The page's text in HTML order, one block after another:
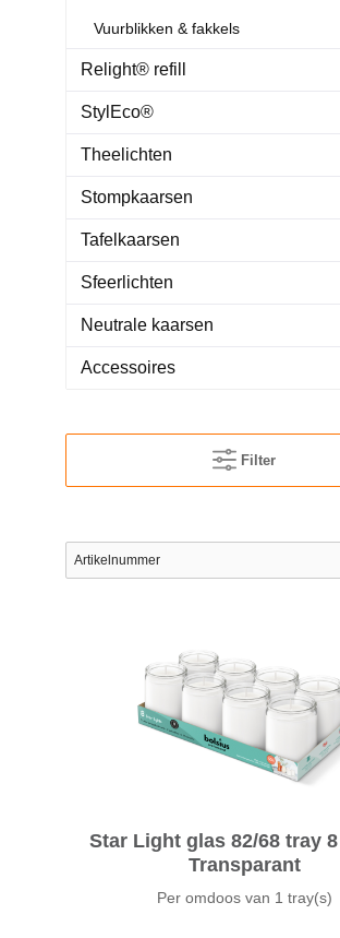
Vuurblikken & fakkels
Relight® refill
StylEco®
Theelichten
Stompkaarsen
Tafelkaarsen
Sfeerlichten
Neutrale kaarsen
Accessoires
Filter
Star Light glas 82/68 tray
Transparant
Per omdoos van 1 tray(s)